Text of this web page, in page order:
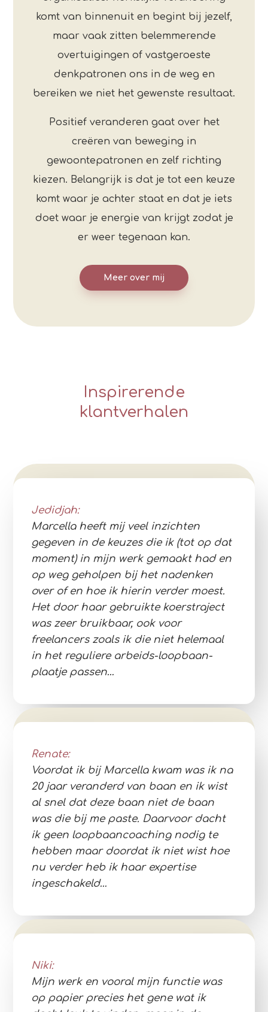
komt van binnenuit en begint bij jezelf,
maar vaak zitten belemmerende
overtuigingen of vastgeroeste
denkpatronen ons in de weg en
bereiken we niet het gewenste resultaat.
Positief veranderen gaat over het
creëren van beweging in
gewoontepatronen en zelf richting
kiezen. Belangrijk is dat je tot een keuze
komt waar je achter staat en dat je iets
doet waar je energie van krijgt zodat je
er weer tegenaan kan.
Meer over mij
Inspirerende
klantverhalen
Jedidjah:
Marcella heeft mij veel inzichten
gegeven in de keuzes die ik (tot op dat
moment) in mijn werk gemaakt had en
op weg geholpen bij het nadenken
over of en hoe ik hierin verder moest.
Het door haar gebruikte koerstraject
was zeer bruikbaar, ook voor
freelancers zoals ik die niet helemaal
in het reguliere arbeids-loopbaan-
plaatje passen…
Renate:
Voordat ik bij Marcella kwam was ik na
20 jaar veranderd van baan en ik wist
al snel dat deze baan niet de baan
was die bij me paste. Daarvoor dacht
ik geen loopbaancoaching nodig te
hebben maar doordat ik niet wist hoe
nu verder heb ik haar expertise
ingeschakeld…
Niki:
Mijn werk en vooral mijn functie was
op papier precies het gene wat ik